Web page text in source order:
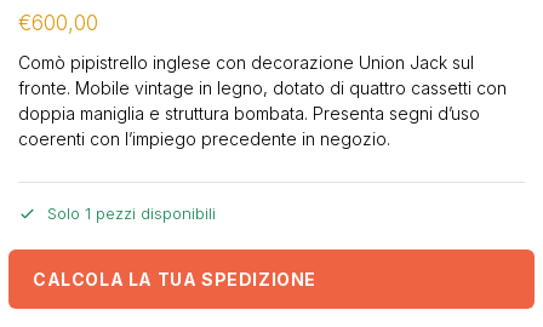
€600,00
Comò pipistrello inglese con decorazione Union Jack sul
fronte. Mobile vintage in legno, dotato di quattro cassetti con
doppia maniglia e struttura bombata. Presenta segni d’uso
coerenti con l’impiego precedente in negozio.
Solo 1 pezzi disponibili
CALCOLA LA TUA SPEDIZIONE